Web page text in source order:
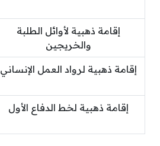
إقامة ذهبية لأوائل الطلبة
والخريجين
إقامة ذهبية لرواد العمل الإنساني
إقامة ذهبية لخط الدفاع الأول